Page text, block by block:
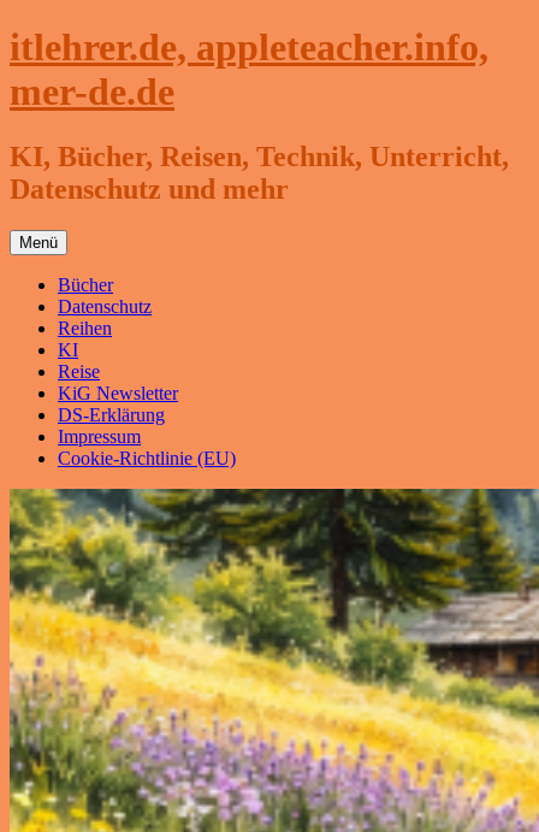
Zum
Inhalt
itlehrer.de, appleteacher.info,
mer-de.de
KI, Bücher, Reisen, Technik, Unterricht,
Datenschutz und mehr
Menü
Bücher
Datenschutz
Reihen
KI
Reise
KiG Newsletter
DS-Erklärung
Impressum
Cookie-Richtlinie (EU)